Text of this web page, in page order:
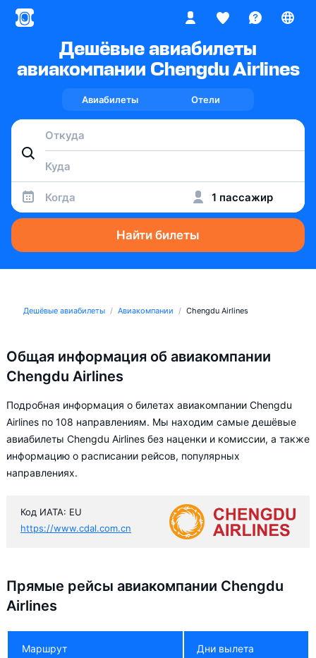
Дешёвые авиабилеты
авиакомпании Chengdu Airlines
Авиабилеты Отели
Когда 1 пассажир
Найти билеты
Дешёвые авиабилеты Авиакомпании Chengdu Airlines
Общая информация об авиакомпании
Chengdu Airlines
Подробная информация о билетах авиакомпании Chengdu
Airlines по 108 направлениям. Мы находим самые дешёвые
авиабилеты Chengdu Airlines без наценки и комиссии, а также
информацию о расписании рейсов, популярных
направлениях.
Код ИАТА: EU
https://www.cdal.com.cn
Прямые рейсы авиакомпании Chengdu
Airlines
Маршрут Дни вылета